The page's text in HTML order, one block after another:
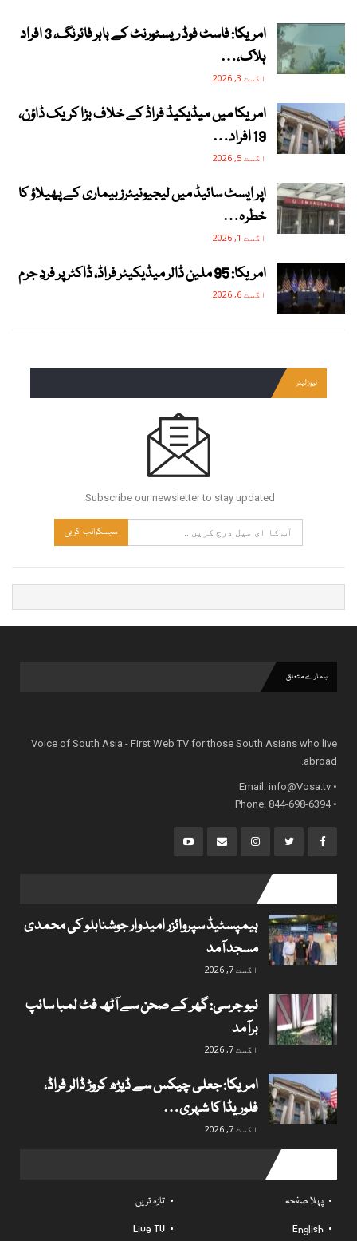
امریکا: فاسٹ فوڈ ریسٹورنٹ کے باہر فائرنگ، 3 افراد
ہلاک،…
اگست 3, 2026
امریکا میں میڈیکیڈ فراڈ کے خلاف بڑا کریک ڈاؤن،
19 افراد…
اگست 5, 2026
اپر ایسٹ سائیڈ میں لیجیونیئرز بیماری کے پھیلاؤ کا
خطرہ…
اگست 1, 2026
امریکا: 95 ملین ڈالر میڈیکیئر فراڈ، ڈاکٹر پر فردِ جرم
اگست 6, 2026
نیوز لیٹر
Subscribe our newsletter to stay updated.
سبسکرائب کریں
ہمارے متعلق
Voice of South Asia - First Web TV for those South Asians who live
abroad.
• Email:
info@Vosa.tv
• Phone: 844-698-6394
ہیمپسٹیڈ سپروائزر امیدوار جوشنابلو کی محمدی
مسجد آمد
اگست 7, 2026
نیو جرسی: گھر کے صحن سے آٹھ فٹ لمبا سانپ
برآمد
اگست 7, 2026
امریکا: جعلی چیکس سے ڈیڑھ کروڑ ڈالر فراڈ،
فلوریڈا کا شہری…
اگست 7, 2026
پہلا صفحہ
تازہ ترین
English
Live TV